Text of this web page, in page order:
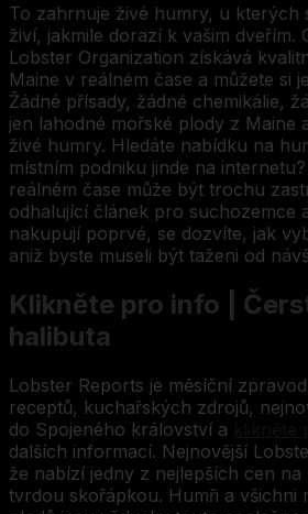
To zahrnuje živé humry, u kterých
živí, jakmile dorazí k vašim dveřím.
Lobster Organization získává
Maine v reálném čase a můžete si
Žádné přísady, žádné chemikálie,
jen lahodné mořské plody z Maine
živé humry. Hledáte nabídku na
místním podniku jinde na
reálném čase může být trochu
odhalující článek pro suchozemce
nakupují poprvé, se dozvíte, jak
aniž byste museli být taženi od
Klikněte pro info |
halibuta
Lobster Reports je měsíční
receptů, kuchařských zdrojů,
do Spojeného království a
dalších informací. Nejnovější
že nabízí jedny z nejlepších cen
tvrdou skořápkou. Humři a všichni